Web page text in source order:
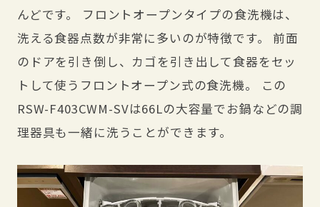
んどです。 フロントオープンタイプの食洗機は、
洗える食器点数が非常に多いのが特徴です。 前面
のドアを引き倒し、カゴを引き出して食器をセッ
トして使うフロントオープン式の食洗機。 この
RSW-F403CWM-SVは66Lの大容量でお鍋などの調
理器具も一緒に洗うことができます。